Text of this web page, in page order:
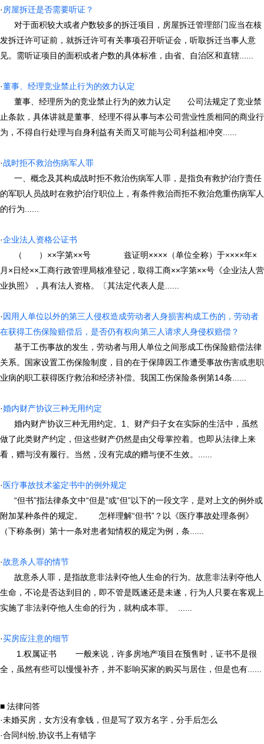
·房屋拆迁是否需要听证？
对于面积较大或者户数较多的拆迁项目，房屋拆迁管理部门应当在核
发拆迁许可证前，就拆迁许可有关事项召开听证会，听取拆迁当事人意
见。需听证项目的面积或者户数的具体标准，由省、自治区和直辖......
·董事、经理竞业禁止行为的效力认定
董事、经理所为的竞业禁止行为的效力认定 公司法规定了竞业禁
止条款，具体讲就是董事、经理不得从事与本公司营业性质相同的商业行
为，不得自行处理与自身利益有关而又可能与公司利益相冲突......
·战时拒不救治伤病军人罪
一、概念及其构成战时拒不救治伤病军人罪，是指负有救护治疗责任
的军职人员战时在救护治疗职位上，有条件救治而拒不救治危重伤病军人
的行为......
·企业法人资格公证书
（ ）××字第××号 兹证明××××（单位全称）于××××年×
月×日经××工商行政管理局核准登记，取得工商××字第××号《企业法人营
业执照》，具有法人资格。〔其法定代表人是......
·因用人单位以外的第三人侵权造成劳动者人身损害构成工伤的，劳动者
在获得工伤保险赔偿后，是否仍有权向第三人请求人身侵权赔偿？
基于工伤事故的发生，劳动者与用人单位之间形成工伤保险赔偿法律
关系。国家设置工伤保险制度，目的在于保障因工作遭受事故伤害或患职
业病的职工获得医疗救治和经济补偿。我国工伤保险条例第14条......
·婚内财产协议三种无用约定
婚内财产协议三种无用约定。1、财产归子女在实际的生活中，虽然
做了此类财产约定，但这些财产仍然是由父母掌控着。也即从法律上来
看，赠与没有履行。当然，没有完成的赠与便不生效。......
· 医疗事故技术鉴定书中的例外规定
“但书”指法律条文中“但是”或“但”以下的一段文字，是对上文的例外或
附加某种条件的规定。 怎样理解“但书”？以《医疗事故处理条例》
（下称条例）第十一条对患者知情权的规定为例，条......
·故意杀人罪的情节
故意杀人罪，是指故意非法剥夺他人生命的行为。故意非法剥夺他人
生命，不论是否达到目的，即不管是既遂还是未遂，行为人只要在客观上
实施了非法剥夺他人生命的行为，就构成本罪。 ......
·买房应注意的细节
1.权属证书 一般来说，许多房地产项目在预售时，证书不是很
全，虽然有些可以慢慢补齐，并不影响买家的购买与居住，但是也有......
■ 法律问答
·未婚买房，女方没有拿钱，但是写了双方名字，分手后怎么
·合同纠纷,协议书上有错字